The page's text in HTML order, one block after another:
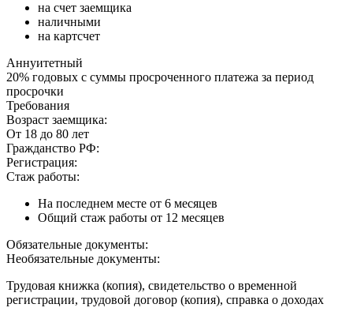
на счет заемщика
наличными
на картсчет
Аннуитетный
20% годовых с суммы просроченного платежа за период
просрочки
Требования
Возраст заемщика:
От 18 до 80 лет
Гражданство РФ:
Регистрация:
Стаж работы:
На последнем месте от 6 месяцев
Общий стаж работы от 12 месяцев
Обязательные документы:
Необязательные документы:
Трудовая книжка (копия), свидетельство о временной
регистрации, трудовой договор (копия), справка о доходах